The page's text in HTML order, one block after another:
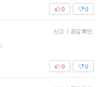
0
0
신고 | 공감 확인
0
0